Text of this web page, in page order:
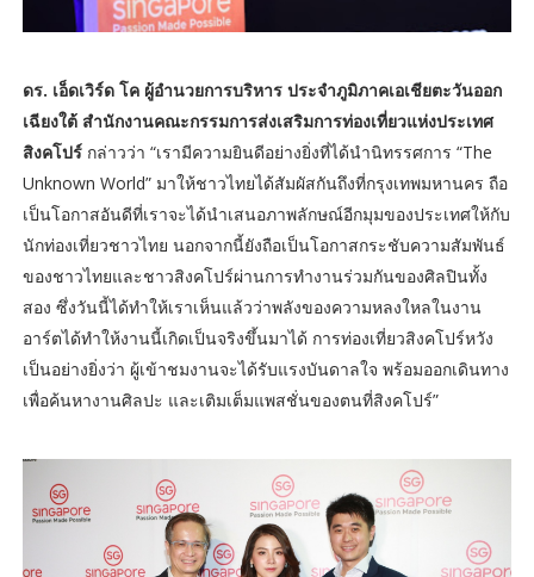
ดร. เอ็ดเวิร์ด โค ผู้อำนวยการบริหาร ประจำภูมิภาคเอเชียตะวันออก
เฉียงใต้ สำนักงานคณะกรรมการส่งเสริมการท่องเที่ยวแห่งประเทศ
สิงคโปร์ กล่าวว่า “เรามีความยินดีอย่างยิ่งที่ได้นำนิทรรศการ “The
Unknown World” มาให้ชาวไทยได้สัมผัสกันถึงที่กรุงเทพมหานคร ถือ
เป็นโอกาสอันดีที่เราจะได้นำเสนอภาพลักษณ์อีกมุมของประเทศให้กับ
นักท่องเที่ยวชาวไทย นอกจากนี้ยังถือเป็นโอกาสกระชับความสัมพันธ์
ของชาวไทยและชาวสิงคโปร์ผ่านการทำงานร่วมกันของศิลปินทั้ง
สอง ซึ่งวันนี้ได้ทำให้เราเห็นแล้วว่าพลังของความหลงใหลในงาน
อาร์ตได้ทำให้งานนี้เกิดเป็นจริงขึ้นมาได้ การท่องเที่ยวสิงคโปร์หวัง
เป็นอย่างยิ่งว่า ผู้เข้าชมงานจะได้รับแรงบันดาลใจ พร้อมออกเดินทาง
เพื่อค้นหางานศิลปะ และเติมเต็มแพสชั่นของตนที่สิงคโปร์”